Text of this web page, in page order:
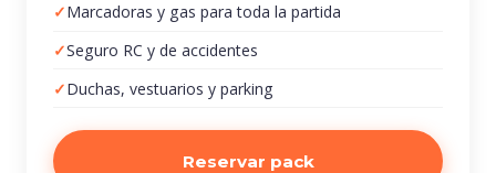
Marcadoras y gas para toda la partida
Seguro RC y de accidentes
Duchas, vestuarios y parking
Reservar pack